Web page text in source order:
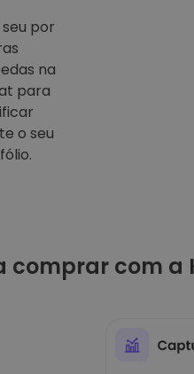
por
na
para
o seu
comprar com a